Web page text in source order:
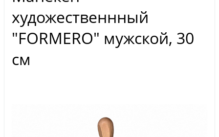
художественнный
"FORMERO" мужской, 30
см